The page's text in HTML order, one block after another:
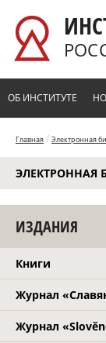
ОБ ИНСТИТУТЕ
Главная / Электронная
ЭЛЕКТРОННАЯ
ИЗДАНИЯ
Книги
Журнал
Журнал